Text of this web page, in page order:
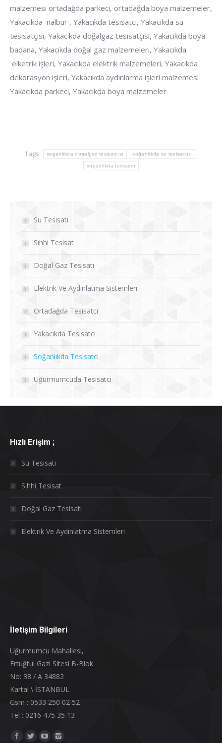
malzemesi ortadağda parkeci, ortadağda boya malzemeler,
Yakacıkda nalbur , Yakacıkda tesisatcı, Yakacıkda su
tesisatçısı, Yakacıkda doğalgaz tesisatçısı, Yakacıkda boya
badana, Yakacıkda doğal gaz malzemeleri, Yakacıkda
elketrik işleri, Yakacıkda elektrik malzemeleri, Yakacıkda
dekorasyon işleri, Yakacıkda aydınlarma işleri malzemesi
Yakacıkda parkeci, Yakacıkda boya malzemeler
Tags: soganlıkda dogalgaz tesisatcısı soğanlıkda su tesisatcısı
soganlıkda tesisatcı
Su Tesisatı
Sıhhi Tesisat
Doğal Gaz Tesisatı
Elektrik Ve Aydınlatma Sistemleri
Ortadağda Tesisatcı
Yakacıkda Tesisatcı
Soğanlıkda Tesisatcı
Uğurmumcuda Tesisatcı
Hızlı Erişim ;
Su Tesisatı
Sıhhi Tesisat
Doğal Gaz Tesisatı
Elektrik Ve Aydınlatma Sistemleri
İletişim Bilgileri
Uğurmumcu Mahallesi,
Ertuğtul Gazi Sitesi B-Blok
No: 38 / A 34882
Kartal \ İSTANBUL
Gsm : 0533 250 02 52
Tel : 0216 475 35 13
Find us on: